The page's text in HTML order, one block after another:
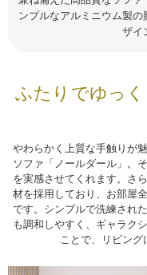
ンプルなアルミニウム製
ザイ
ふたりでゆっ
やわらかく上質な手触りが
ソファ「ノールダール」。
を実感させてくれます。さ
材を採用しており、お部屋
です。シンプルで洗練され
も調和しやすく、ギャラク
ことで、リビング